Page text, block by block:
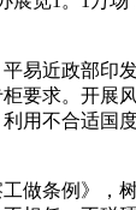
近政部印
求。开
用不合适
条例》，